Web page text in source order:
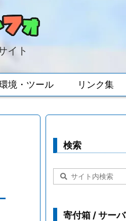
イト
境・ツール リンク集
検索
寄付箱 / サーバ